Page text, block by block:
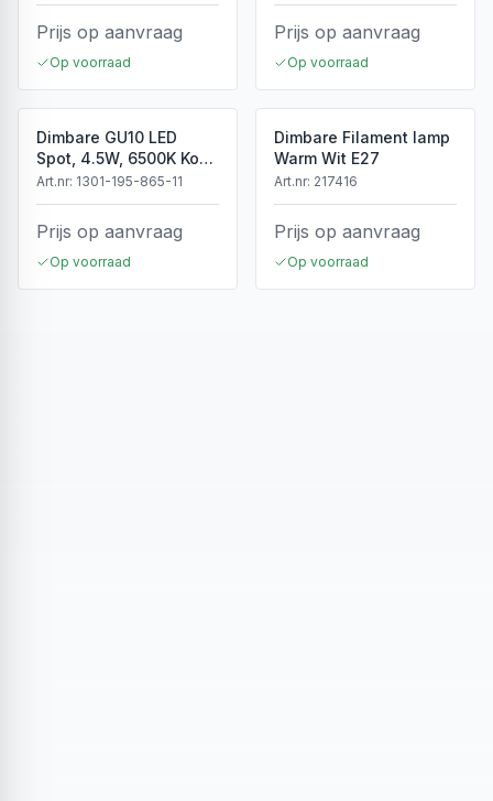
Prijs op aanvraag
Op voorraad
Prijs op aanvraag
Op voorraad
Dimbare GU10 LED
Spot, 4.5W, 6500K Koud
Wit, IP20
Art.nr: 1301-195-865-11
Prijs op aanvraag
Op voorraad
Dimbare Filament lamp
Warm Wit E27
Art.nr: 217416
Prijs op aanvraag
Op voorraad